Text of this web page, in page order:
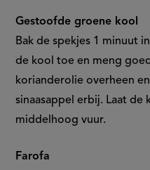
Gestoofde groene kool
Bak de spekjes 1 minuut
de kool toe en meng
korianderolie overheen
sinaasappel erbij. Laat
middelhoog vuur.
Farofa